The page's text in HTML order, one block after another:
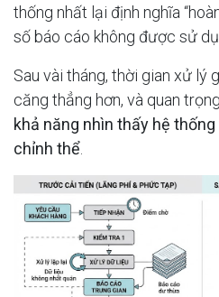
thống nhất lại định nghĩa
số báo cáo không được sử
Sau vài tháng, thời gian xử lý
căng thẳng hơn, và quan
khả năng nhìn thấy hệ
chỉnh thể